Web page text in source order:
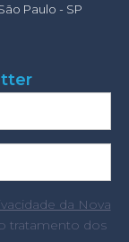
Paulo - SP
da Nova
tratamento dos